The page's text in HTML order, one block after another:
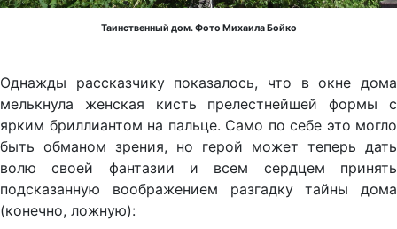
Таинственный дом. Фото Михаила Бойко
Однажды рассказчику показалось, что в окне дома
мелькнула женская кисть прелестнейшей формы с
ярким бриллиантом на пальце. Само по себе это могло
быть обманом зрения, но герой может теперь дать
волю своей фантазии и всем сердцем принять
подсказанную воображением разгадку тайны дома
(конечно, ложную):